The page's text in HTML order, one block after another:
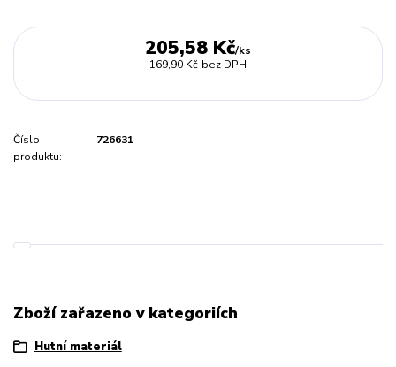
205,58 Kč/ks
169,90 Kč bez DPH
Číslo
produktu:
726631
Zboží zařazeno v kategoriích
Hutní materiál